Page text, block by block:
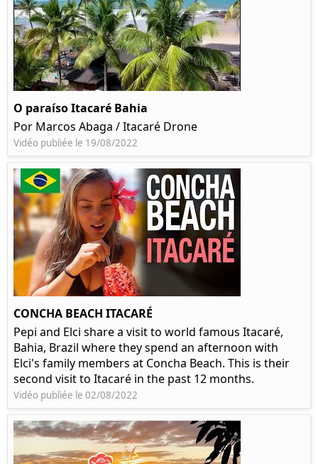
O paraíso Itacaré Bahia
Por Marcos Abaga / Itacaré Drone
Vidéo publiée le 19/08/2022
CONCHA BEACH ITACARÉ
Pepi and Elci share a visit to world famous Itacaré,
Bahia, Brazil where they spend an afternoon with
Elci's family members at Concha Beach. This is their
second visit to Itacaré in the past 12 months.
Vidéo publiée le 02/08/2022